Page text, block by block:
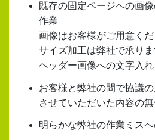
既存の固定ページへの画
作業
画像はお客様がご用意く
サイズ加工は弊社で承りま
ヘッダー画像への文字入れ
お客様と弊社の間で協議
させていただいた内容の
明らかな弊社の作業ミスへ